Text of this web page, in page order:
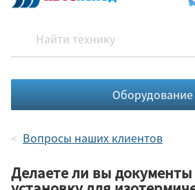
Оборудование
Вопросы наших клиентов
Делаете ли вы